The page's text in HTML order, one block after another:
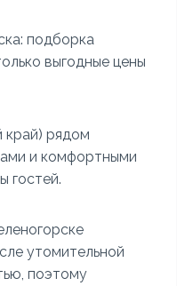
подборка
выгодные цены
край) рядом
и комфортными
гостей.
утомительной
поэтому